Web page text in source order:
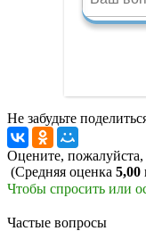
Не забудьте
Оцените,
(Средняя оценка 5,00
Чтобы спросить или
Частые вопросы